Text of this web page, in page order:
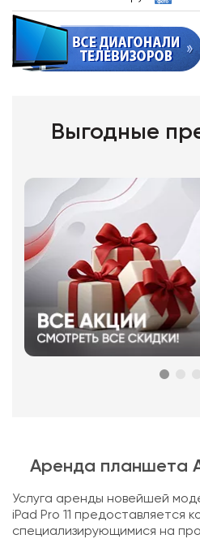
Выгодные
Аренда планшета
Услуга аренды новейшей
iPad Pro 11 предоставляется
специализирующимися на